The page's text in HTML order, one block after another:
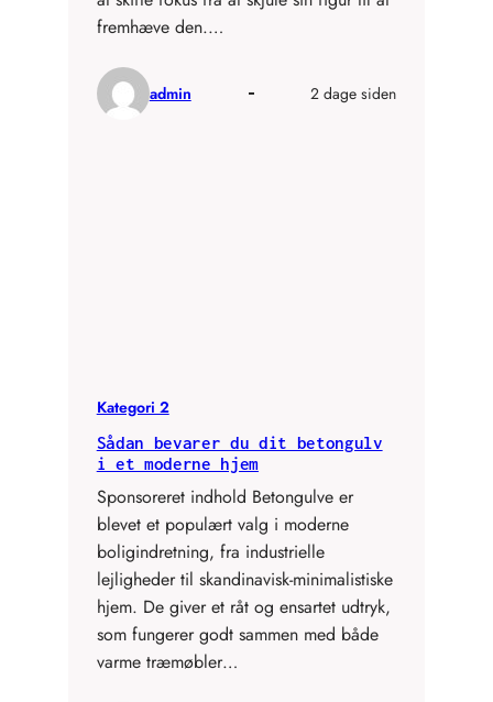
fremhæve den.…
admin 2 dage siden
Kategori 2
Sådan bevarer du dit betongulv
i et moderne hjem
Sponsoreret indhold Betongulve er
blevet et populært valg i moderne
boligindretning, fra industrielle
lejligheder til skandinavisk-minimalistiske
hjem. De giver et råt og ensartet udtryk,
som fungerer godt sammen med både
varme træmøbler…